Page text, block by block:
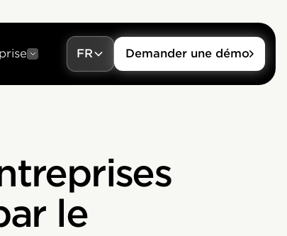
FR Demander une démo
le